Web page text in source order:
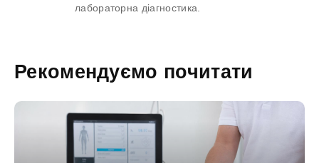
лабораторна діагностика.
Рекомендуємо почитати